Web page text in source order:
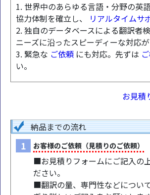
1. 世界中のあらゆる言語・分野の英
協力体制を確立し、
リアルタイムサ
2. 独自のデータベースによる翻訳者
ニーズに沿ったスピーディーな対応が
3. 緊急な ご依頼 にも対応。先ずは
い。
お見積
納品までの流れ
1 お客様のご依頼（見積りのご依頼）
■お見積りフォームにご記入の
ださい。
■翻訳の量、専門性などについ